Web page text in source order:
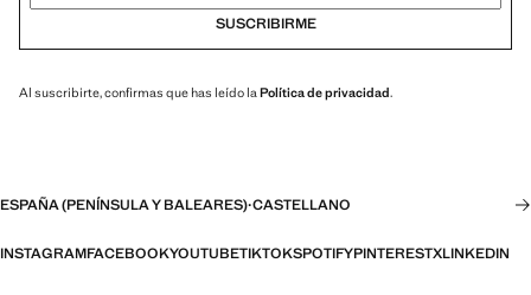
SUSCRIBIRME
Al suscribirte, confirmas que has leído laPolítica de privacidad.
ESPAÑA (PENÍNSULA Y BALEARES)·CASTELLANO
INSTAGRAMFACEBOOKYOUTUBETIKTOKSPOTIFYPINTERESTXLINKEDIN